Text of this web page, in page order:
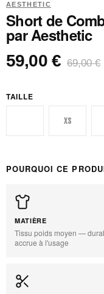
AESTHETIC
Short de
par Aesthetic
59,00 € 69,00 €
TAILLE
XS
POURQUOI CE
MATIÈRE
Tissu poids moyen —
accrue à l'usage